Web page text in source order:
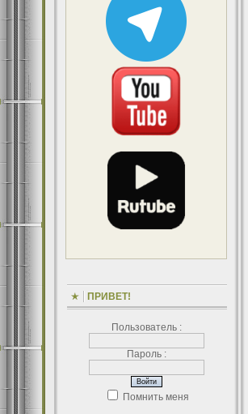
ПРИВЕТ!
Пользователь :
Пароль :
Помнить меня